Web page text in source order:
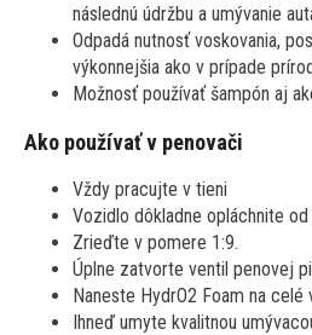
následnú údržbu a umývanie
Odpadá nutnosť voskovania,
výkonnejšia ako v prípade
Možnosť používať šampón aj
Ako používať v penovači
Vždy pracujte v tieni
Vozidlo dôkladne opláchnite
Zrieďte v pomere 1:9.
Úplne zatvorte ventil penovej
Naneste HydrO2 Foam na celé
Ihneď umyte kvalitnou